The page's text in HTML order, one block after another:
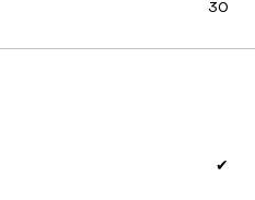
30
✔